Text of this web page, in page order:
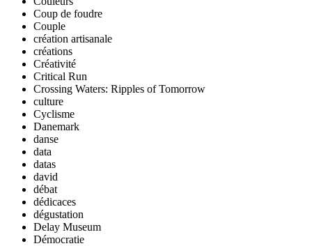
Coup de foudre
Couple
création artisanale
créations
Créativité
Critical Run
Crossing Waters: Ripples of Tomorrow
culture
Cyclisme
Danemark
danse
data
datas
david
débat
dédicaces
dégustation
Delay Museum
Démocratie